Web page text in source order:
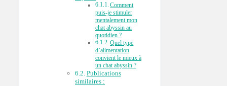
Comment
puis-je stimuler
mentalement mon
chat abyssin au
quotidien ?
Quel type
d’alimentation
convient le mieux à
un chat abyssin ?
Publications
similaires :